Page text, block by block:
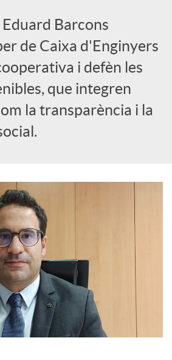
Barcons
de Caixa d'Enginyers
i defèn les
que integren
la transparència i la